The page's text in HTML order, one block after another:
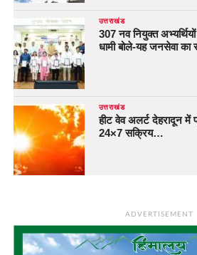
उत्तराखंड
307 नव नियुक्त
धामी बोले-यह जनसेवा
उत्तराखंड
हीट वेव अलर्ट देहरादून
24×7 सक्रिय…
ADVERTISEMENT